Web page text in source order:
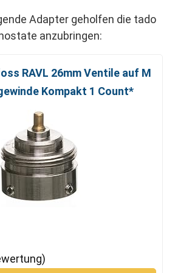
Adapter geholfen die tado
anzubringen:
RAVL 26mm Ventile auf M
Kompakt 1 Count*